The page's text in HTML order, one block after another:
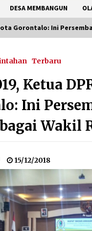
DESA MEMBANGUN
Gorontalo: Ini
Terbaru
Ketua
Ini
Wakil
15/12/2018